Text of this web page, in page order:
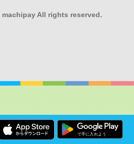
machipay All rights reserved.